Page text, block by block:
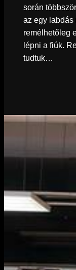
során
az egy labdás
remélhetőleg
lépni a fiúk.
tudtuk…